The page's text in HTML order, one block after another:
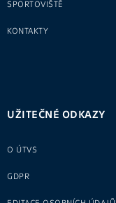
SPORTOVIŠTĚ
KONTAKTY
UŽITEČNÉ ODKAZY
O ÚTVS
GDPR